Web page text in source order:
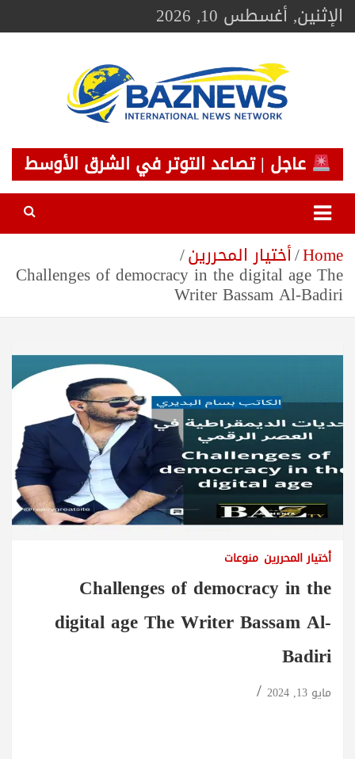
Skip
toالإثنين, أغسطس 10, 2026
BAZNEWS
شبكة باز الإخبارية
عاجل | تصاعد التوتر في الشرق الأوسط
Home أختيار المحررين
Challenges of democracy in the digital age The
Writer Bassam Al-Badiri
أختيار المحررين منوعات
Challenges of democracy in the
digital age The Writer Bassam Al-
Badiri
مايو 13, 2024